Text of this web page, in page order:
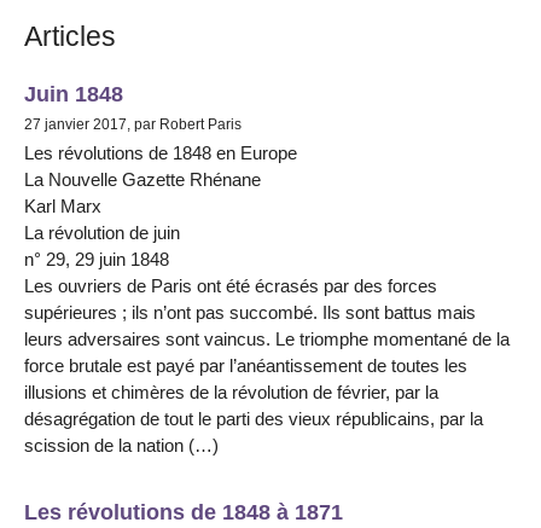
Articles
Juin 1848
27 janvier 2017, par Robert Paris
Les révolutions de 1848 en Europe
La Nouvelle Gazette Rhénane
Karl Marx
La révolution de juin
n° 29, 29 juin 1848
Les ouvriers de Paris ont été écrasés par des forces
supérieures ; ils n’ont pas succombé. Ils sont battus mais
leurs adversaires sont vaincus. Le triomphe momentané de la
force brutale est payé par l’anéantissement de toutes les
illusions et chimères de la révolution de février, par la
désagrégation de tout le parti des vieux républicains, par la
scission de la nation (…)
Les révolutions de 1848 à 1871